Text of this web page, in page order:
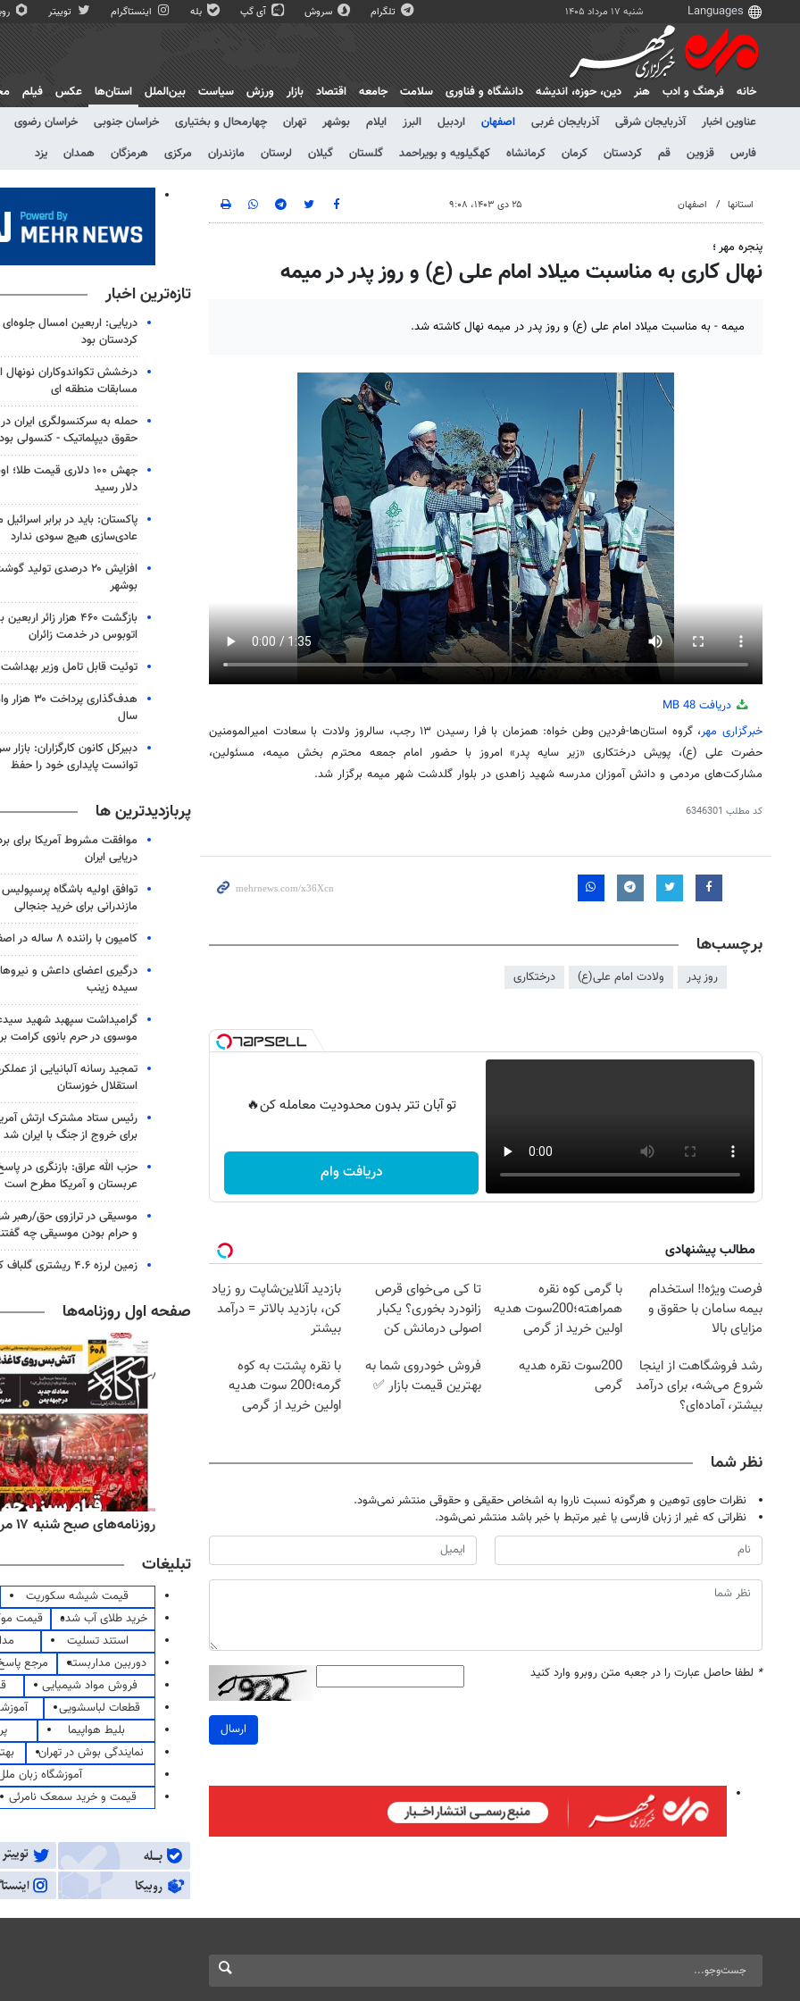
شنبه ۱۷ مرداد ۱۴۰۵ تلگرام سروش آی گپ بله اینستاگرام توییتر
خانه فرهنگ و ادب هنر دين، حوزه، انديشه دانشگاه و فناوری سلامت جامعه اقتصاد بازار ورزش سیاست بین‌الملل
استان‌ها
عناوین اخبار
آذربایجان شرقی آذربایجان غربی اصفهان اردبیل البرز ایلام بوشهر تهران چهارمحال و بختیاری خراسان جنوبی خراسان رضوی
فارس
قزوین قم کردستان کرمان کرمانشاه کهگیلویه و بویراحمد گلستان گیلان لرستان مازندران مرکزی هرمزگان همدان یزد
عکس فیلم
استانها اصفهان ۲۵ دی ۱۴۰۳، ۹:۰۸
پنجره مهر ؛
نهال کاری به مناسبت میلاد امام علی (ع) و روز پدر در میمه
میمه - به مناسبت میلاد امام علی (ع) و روز پدر در میمه نهال کاشته شد.
دریافت 48 MB
خبرگزاری مهر
، گروه استان‌ها-فردین وطن خواه: همزمان با فرا رسیدن ۱۳ رجب، سالروز ولادت با سعادت امیرالمومنین
حضرت علی (ع)، پویش درختکاری «زیر سایه پدر» امروز با حضور امام جمعه محترم بخش میمه، مسئولین،
مشارکت‌های مردمی و دانش آموزان مدرسه شهید زاهدی در بلوار گلدشت شهر میمه برگزار شد.
کد مطلب 6346301
برچسب‌ها
روز پدر ولادت امام علی(ع) درختکاری
تو آبان تتر بدون محدودیت معامله کن🔥
دریافت وام
مطالب پیشنهادی
فرصت ویژه‼️ استخدام
بیمه سامان با حقوق و
مزایای بالا
با گرمی کوه نقره
همراهته؛200سوت هدیه
اولین خرید از گرمی
تا کی می‌خوای قرص
زانودرد بخوری؟ یکبار
اصولی درمانش کن
بازدید آنلاین‌شاپت رو زیاد
کن، بازدید بالاتر = درآمد
بیشتر
رشد فروشگاهت از اینجا
شروع می‌شه، برای درآمد
بیشتر، آماده‌ای؟
200سوت نقره هدیه
گرمی
فروش خودروی شما به
بهترین قیمت بازار ✅
با نقره پشتت به کوه
گرمه؛200 سوت هدیه
اولین خرید از گرمی
نظر شما
نظرات حاوی توهین و هرگونه نسبت ناروا به اشخاص حقیقی و حقوقی منتشر نمی‌شود.
نظراتی که غیر از زبان فارسی یا غیر مرتبط با خبر باشد منتشر نمی‌شود.
* لطفا حاصل عبارت را در جعبه متن روبرو وارد کنید
ارسال
تازه‌ترین اخبار
دریایی: اربعین امسال
کردستان بود
درخشش تکواندوکاران نونهال
مسابقات منطقه ای
حمله به سرکنسولگری ایران
حقوق دیپلماتیک - کنسولی بود
دلار رسید
پاکستان: باید در برابر
عادی‌سازی هیچ سودی ندارد
افزایش ۲۰ درصدی
بوشهر
اتوبوس در خدمت زائران
توئیت قابل تامل وزیر بهداشت
هدف‌گذاری
سال
دبیرکل کانون کارگزاران:
توانست پایداری خود را حفظ
پربازدیدترین ها
موافقت مشروط آمریکا برای
دریایی ایران
توافق اولیه باشگاه
مازندرانی برای خرید جنجالی
کامیون با راننده ۸ ساله در اصفهان توقیف شد
درگیری اعضای داعش و
سیده زینب
گرامیداشت سپهبد شهید
موسوی در حرم بانوی کرامت
تمجید رسانه آلبانیایی از
استقلال خوزستان
رئیس ستاد مشترک ارتش
برای خروج از جنگ با ایران شد
حزب الله عراق: بازنگری در
عربستان و آمریکا مطرح است
موسیقی در ترازوی حق/رهبر
و حرام بودن موسیقی چه
زمین لرزه ۴.۶ ریشتری گلباف کرمان را لرزاند
صفحه اول روزنامه‌ها
روزنامه‌های اقتصادی شنبه ۱۷ مرداد ۱۴۰۵ روزنامه‌های صبح شنبه ۱۷ مرداد ۱۴۰۵
تبلیغات
قیمت شیشه سکوریت
خرید طلای آب شده
قیمت
استند تسلیت
دوربین مداربسته
مرجع
فروش مواد شیمیایی
قطعات لباسشویی
بلیط هواپیما
نمایندگی بوش در تهران
آموزشگاه زبان
قیمت و خرید سمعک نامرئی